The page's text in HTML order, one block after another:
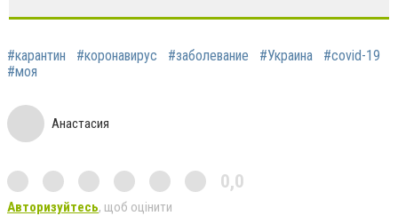
#карантин #коронавирус #заболевание #Украина
#covid-19
#моя
Анастасия
0,0
Авторизуйтесь, щоб оцінити